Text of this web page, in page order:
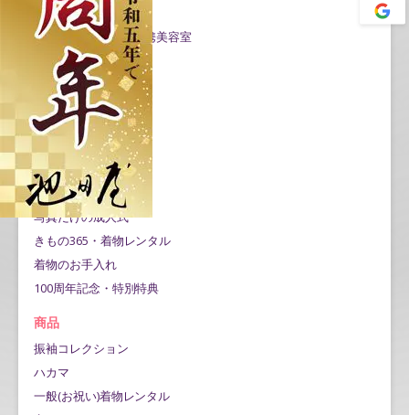
Google口コミ公開
成人式当日の対応/提携美容室
お問い合わせ
プライバシーポリシー
サービス
レンタルプラン
お買い上げフルセット
ママ振りプラン
写真だけの成人式
きもの365・着物レンタル
着物のお手入れ
100周年記念・特別特典
商品
振袖コレクション
ハカマ
一般(お祝い)着物レンタル